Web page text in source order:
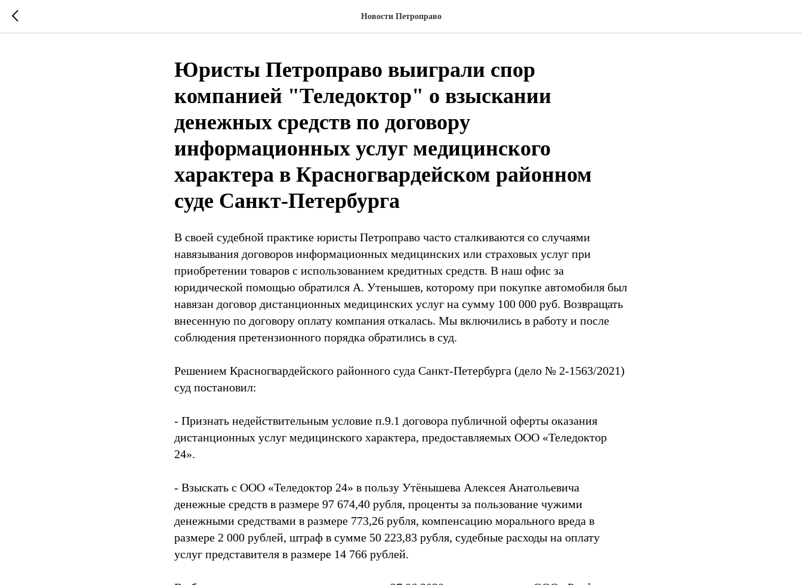
Новости Петроправо
Юристы Петроправо выиграли спор
компанией "Теледоктор" о взыскании
денежных средств по договору
информационных услуг медицинского
характера в Красногвардейском районном
суде Санкт-Петербурга
В своей судебной практике юристы Петроправо часто сталкиваются со случаями
навязывания договоров информационных медицинских или страховых услуг при
приобретении товаров с использованием кредитных средств. В наш офис за
юридической помощью обратился А. Утенышев, которому при покупке автомобиля был
навязан договор дистанционных медицинских услуг на сумму 100 000 руб. Возвращать
внесенную по договору оплату компания откалась. Мы включились в работу и после
соблюдения претензионного порядка обратились в суд.
Решением Красногвардейского районного суда Санкт-Петербурга (дело № 2-1563/2021)
суд постановил:
- Признать недействительным условие п.9.1 договора публичной оферты оказания
дистанционных услуг медицинского характера, предоставляемых ООО «Теледоктор
24».
- Взыскать с ООО «Теледоктор 24» в пользу Утёнышева Алексея Анатольевича
денежные средств в размере 97 674,40 рубля, проценты за пользование чужими
денежными средствами в размере 773,26 рубля, компенсацию морального вреда в
размере 2 000 рублей, штраф в сумме 50 223,83 рубля, судебные расходы на оплату
услуг представителя в размере 14 766 рублей.